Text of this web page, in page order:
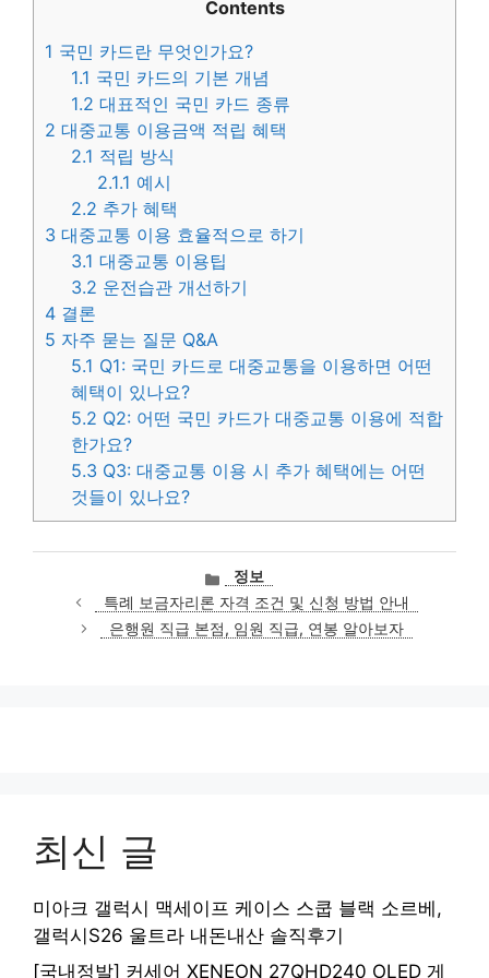
Contents
1 국민 카드란 무엇인가요?
1.1 국민 카드의 기본 개념
1.2 대표적인 국민 카드 종류
2 대중교통 이용금액 적립 혜택
2.1 적립 방식
2.1.1 예시
2.2 추가 혜택
3 대중교통 이용 효율적으로 하기
3.1 대중교통 이용팁
3.2 운전습관 개선하기
4 결론
5 자주 묻는 질문 Q&A
5.1 Q1: 국민 카드로 대중교통을 이용하면 어떤
혜택이 있나요?
5.2 Q2: 어떤 국민 카드가 대중교통 이용에 적합
한가요?
5.3 Q3: 대중교통 이용 시 추가 혜택에는 어떤
것들이 있나요?
카
테
고
리
정보
특례 보금자리론 자격 조건 및 신청 방법 안내
은행원 직급 본점, 임원 직급, 연봉 알아보자
최신 글
미아크 갤럭시 맥세이프 케이스 스쿱 블랙 소르베,
갤럭시S26 울트라 내돈내산 솔직후기
[국내정발] 커세어 XENEON 27QHD240 OLED 게